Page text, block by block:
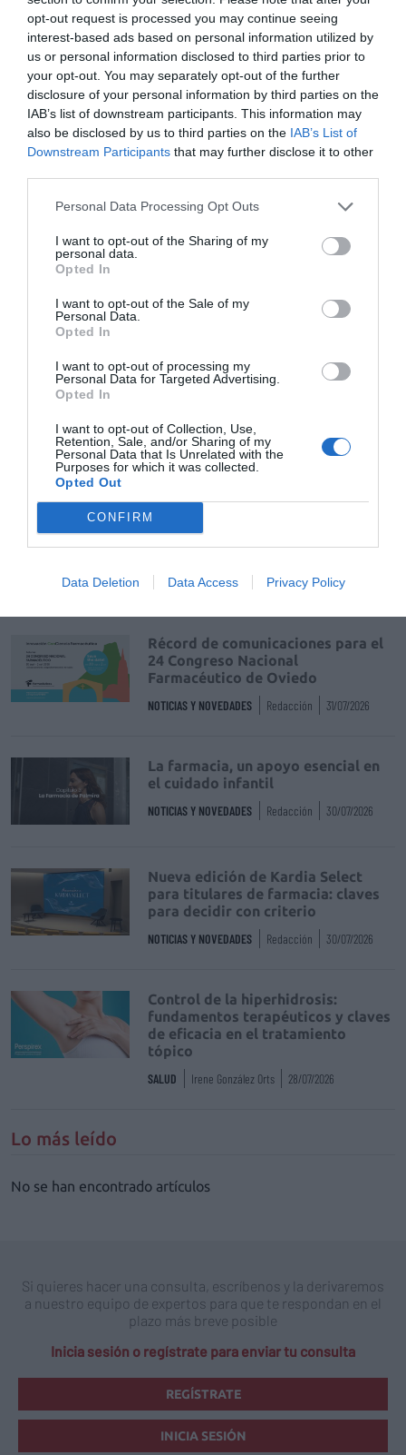
opt-out request is processed you may continue seeing
interest-based ads based on personal information utilized by
us or personal information disclosed to third parties prior to
your opt-out. You may separately opt-out of the further
disclosure of your personal information by third parties on the
IAB’s list of downstream participants. This information may
also be disclosed by us to third parties on the IAB’s List of
Downstream Participants that may further disclose it to other
Personal Data Processing Opt Outs
I want to opt-out of the Sharing of my
personal data.
Opted In
I want to opt-out of the Sale of my
Personal Data.
Opted In
I want to opt-out of processing my
Personal Data for Targeted Advertising.
Opted In
I want to opt-out of Collection, Use,
Retention, Sale, and/or Sharing of my
Personal Data that Is Unrelated with the
Purposes for which it was collected.
Opted Out
CONFIRM
Data Deletion Data Access Privacy Policy
Otras noticias destacadas
Cuentas bancarias compartidas
GESTIÓN 360
Félix Ángel Fernández Lucas
24/05/2022
Pacto sucesorio
GESTIÓN 360
Félix Ángel Fernández Lucas
Patrimoniales
GESTIÓN 360
Félix Ángel Fernández Lucas
Destacados
La venta online de medicamentos
de uso humano: seguridad y
DIGITAL Isabel Marín Moral 28/07/2026
Récord de comunicaciones para el
24 Congreso Nacional
Farmacéutico de Oviedo
NOTICIAS Y NOVEDADES Redacción 31/07/2026
La farmacia, un apoyo esencial en
el cuidado infantil
NOTICIAS Y NOVEDADES Redacción 30/07/2026
Nueva edición de Kardia Select
para titulares de farmacia: claves
para decidir con criterio
NOTICIAS Y NOVEDADES Redacción 30/07/2026
Control de la hiperhidrosis:
fundamentos terapéuticos y claves
de eficacia en el tratamiento
tópico
SALUD Irene González Orts 28/07/2026
Lo más leído
No se han encontrado artículos
Si quieres hacer una consulta, escríbenos y la derivaremos
a nuestro equipo de expertos para que te respondan en el
plazo más breve posible
Inicia sesión o regístrate para enviar tu consulta
REGÍSTRATE
INICIA SESIÓN